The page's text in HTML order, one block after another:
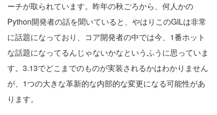
ーチが取られています。昨年の秋ごろから、何人かの
Python開発者の話を聞いていると、やはりこのGILは非常
に話題になっており、コア開発者の中では今、1番ホット
な話題になってるんじゃないかなというふうに思っていま
す。3.13でどこまでのものが実装されるかはわかりません
が、1つの大きな革新的な内部的な変更になる可能性があ
ります。